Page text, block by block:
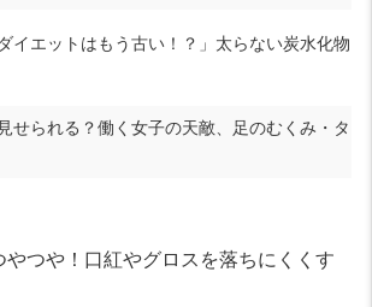
イエットはもう古い！？」太らない炭水化物
せられる？働く女子の天敵、足のむくみ・タ
やつや！口紅やグロスを落ちにくくす